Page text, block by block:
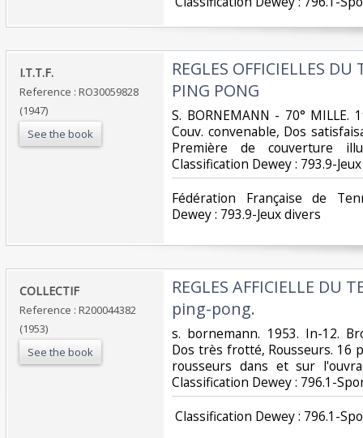
‎I.T.T.F.‎
Reference : RO30059828
(1947)
See the book
‎REGLES OFFICIELLES
PING PONG‎
‎S. BORNEMANN - 70° MILLE.
Couv. convenable, Dos
Première de couverture
Classification Dewey : 793.9-
‎Fédération Française de
Dewey : 793.9-Jeux divers‎
‎COLLECTIF‎
Reference : R200044382
(1953)
See the book
‎REGLES AFFICIELLE DU
ping-pong.‎
‎s. bornemann. 1953. In-12.
Dos très frotté, Rousseurs. 16
rousseurs dans et sur
Classification Dewey : 796.1-
Classification Dewey : 796.1-